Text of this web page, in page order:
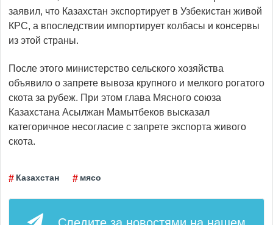
заявил, что Казахстан экспортирует в Узбекистан живой
КРС, а впоследствии импортирует колбасы и консервы
из этой страны.
После этого министерство сельского хозяйства
объявило о запрете вывоза крупного и мелкого рогатого
скота за рубеж. При этом глава Мясного союза
Казахстана Асылжан Мамытбеков высказал
категоричное несогласие с запрете экспорта живого
скота.
Казахстан мясо